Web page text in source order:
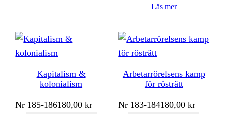
Läs mer
Kapitalism &
kolonialism
Nr 185-186180,00kr
Arbetarrörelsens kamp
för rösträtt
Nr 183-184180,00kr